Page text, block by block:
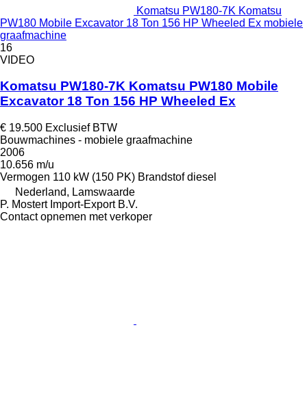
Komatsu PW180-7K Komatsu
PW180 Mobile Excavator 18 Ton 156 HP Wheeled Ex mobiele
graafmachine
16
VIDEO
Komatsu PW180-7K Komatsu PW180 Mobile
Excavator 18 Ton 156 HP Wheeled Ex
€ 19.500 Exclusief BTW
Bouwmachines - mobiele graafmachine
2006
10.656 m/u
Vermogen 110 kW (150 PK) Brandstof diesel
Nederland, Lamswaarde
P. Mostert Import-Export B.V.
Contact opnemen met verkoper